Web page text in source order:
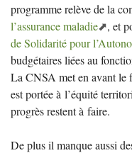
programme relève de la
l’assurance maladie
, et
de Solidarité pour
budgétaires liées au
La CNSA met en avant le
est portée à l’équité
progrès restent à faire.
De plus il manque aussi